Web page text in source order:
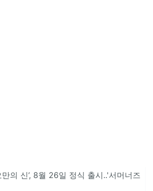
만의 신’, 8월 26일 정식 출시..'서머너즈